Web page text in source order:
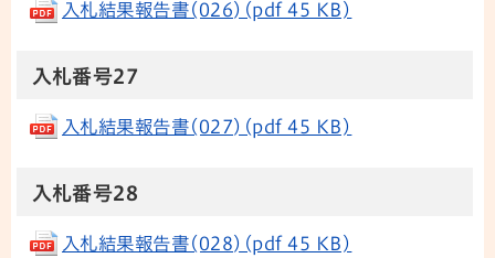
入札結果報告書(026)(pdf 45 KB)
入札番号27
入札結果報告書(027)(pdf 45 KB)
入札番号28
入札結果報告書(028)(pdf 45 KB)